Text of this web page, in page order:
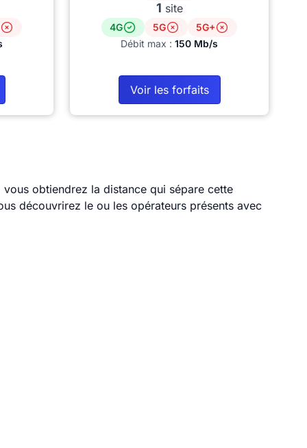
1 site
4G 5G
5G+
Débit max : 150 Mb/s
Voir les forfaits
obtiendrez la distance qui sépare cette
découvrirez le ou les opérateurs présents avec